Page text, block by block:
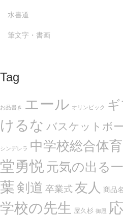
水書道
筆文字・書画
Tag
お品書き エール オリンピック ギ
けるな バスケットボ
シンデレラ 中学校総合体
堂勇悦 元気の出る
葉剣道 卒業式 友人 商品
学校の先生 屋久杉 御恩